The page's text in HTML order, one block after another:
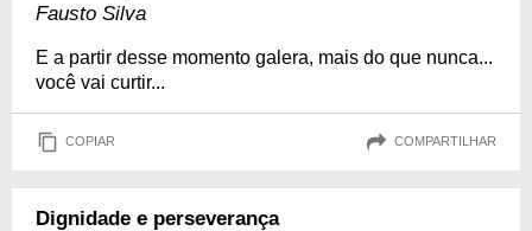
Fausto Silva
E a partir desse momento galera, mais do que nunca...
você vai curtir...
COPIAR COMPARTILHAR
Dignidade e perseverança